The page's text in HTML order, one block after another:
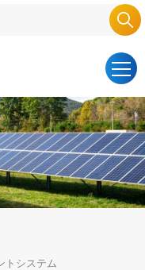
トシステム